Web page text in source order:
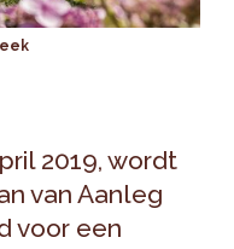
2019, wordt
van Aanleg
voor een